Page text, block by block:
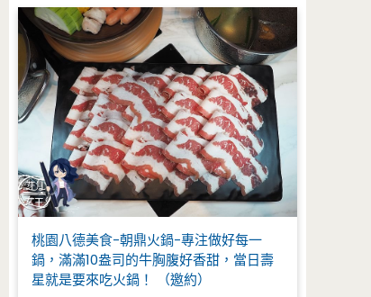
:
桃園八德美食-朝鼎火鍋-專注做好每一
鍋，滿滿10盎司的牛胸腹好香甜，當日壽
星就是要來吃火鍋！ （邀約）